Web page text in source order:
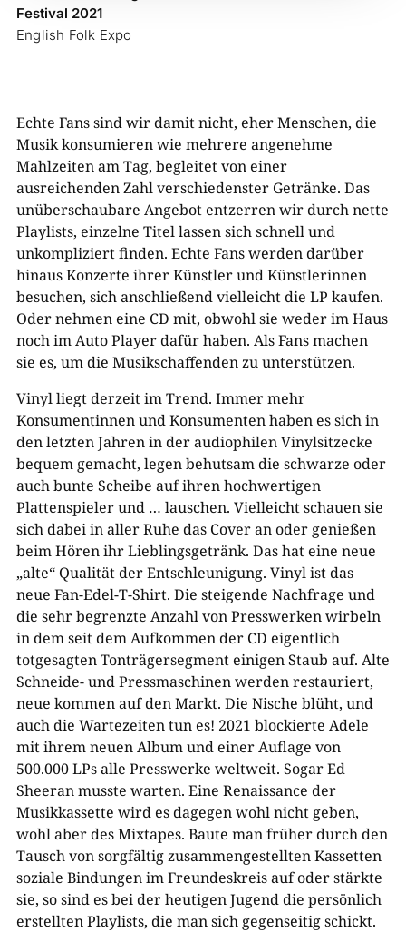
Festival 2021
English Folk Expo
Echte Fans sind wir damit nicht, eher Menschen, die
Musik konsumieren wie mehrere angenehme
Mahlzeiten am Tag, begleitet von einer
ausreichenden Zahl verschiedenster Getränke. Das
unüberschaubare Angebot entzerren wir durch nette
Playlists, einzelne Titel lassen sich schnell und
unkompliziert finden. Echte Fans werden darüber
hinaus Konzerte ihrer Künstler und Künstlerinnen
besuchen, sich anschließend vielleicht die LP kaufen.
Oder nehmen eine CD mit, obwohl sie weder im Haus
noch im Auto Player dafür haben. Als Fans machen
sie es, um die Musikschaffenden zu unterstützen.
Vinyl liegt derzeit im Trend. Immer mehr
Konsumentinnen und Konsumenten haben es sich in
den letzten Jahren in der audiophilen Vinylsitzecke
bequem gemacht, legen behutsam die schwarze oder
auch bunte Scheibe auf ihren hochwertigen
Plattenspieler und … lauschen. Vielleicht schauen sie
sich dabei in aller Ruhe das Cover an oder genießen
beim Hören ihr Lieblingsgetränk. Das hat eine neue
„alte“ Qualität der Entschleunigung. Vinyl ist das
neue Fan-Edel-T-Shirt. Die steigende Nachfrage und
die sehr begrenzte Anzahl von Presswerken wirbeln
in dem seit dem Aufkommen der CD eigentlich
totgesagten Tonträgersegment einigen Staub auf. Alte
Schneide- und Pressmaschinen werden restauriert,
neue kommen auf den Markt. Die Nische blüht, und
auch die Wartezeiten tun es! 2021 blockierte Adele
mit ihrem neuen Album und einer Auflage von
500.000 LPs alle Presswerke weltweit. Sogar Ed
Sheeran musste warten. Eine Renaissance der
Musikkassette wird es dagegen wohl nicht geben,
wohl aber des Mixtapes. Baute man früher durch den
Tausch von sorgfältig zusammengestellten Kassetten
soziale Bindungen im Freundeskreis auf oder stärkte
sie, so sind es bei der heutigen Jugend die persönlich
erstellten Playlists, die man sich gegenseitig schickt.